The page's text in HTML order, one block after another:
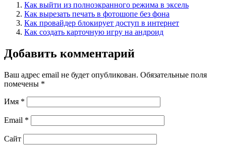
Как выйти из полноэкранного режима в эксель
Как вырезать печать в фотошопе без фона
Как провайдер блокирует доступ в интернет
Как создать карточную игру на андроид
Добавить комментарий
Ваш адрес email не будет опубликован. Обязательные поля
помечены *
Имя *
Email *
Сайт